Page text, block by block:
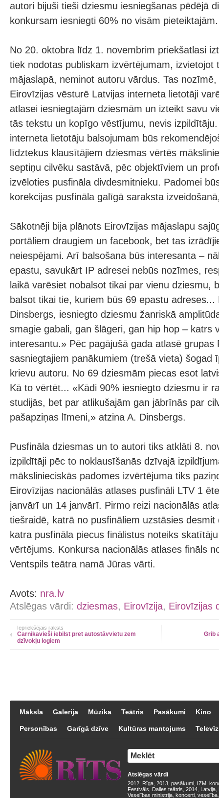
autori bijuši tieši dziesmu iesniegšanas pēdējā
konkursam iesniegti 60% no visām pieteiktajām.
No 20. oktobra līdz 1. novembrim priekšatlasi
tiek nodotas publiskam izvērtējumam, izvietojot
mājaslapā, neminot autoru vārdus. Tas
Eirovīzijas vēsturē Latvijas interneta lietotāji
atlasei iesniegtajām dziesmām un izteikt savu
tās tekstu un kopīgo vēstījumu, nevis
interneta lietotāju balsojumam būs
līdztekus klausītājiem dziesmas vērtēs
septiņu cilvēku sastāvā, pēc objektīviem un
izvēloties pusfināla divdesmitnieku. Padomei
korekcijas pusfināla galīgā saraksta
Sākotnēji bija plānots Eirovīzijas mājaslapu
portāliem draugiem un facebook, bet tas
neiespējami. Arī balsošana būs interesanta –
epastu, savukārt IP adresei nebūs nozīmes,
laikā varēsiet nobalsot tikai par vienu dziesmu,
balsot tikai tie, kuriem būs 69 epastu
Dinsbergs, iesniegto dziesmu žanriskā
smagie gabali, gan šlāgeri, gan hip hop – katrs
interesantu.» Pēc pagājušā gada atlasē grupas
sasniegtajiem panākumiem (trešā vieta) šogad
krievu autoru. No 69 dziesmām piecas esot
Kā to vērtēt... «Kādi 90% iesniegto dziesmu ir
studijās, bet par atlikušajām gan jābrīnās par
pašapziņas līmeni,» atzina A. Dinsbergs.
Pusfināla dziesmas un to autori tiks atklāti 8.
izpildītāji pēc to noklausīšanās dzīvajā
mākslinieciskās padomes izvērtējuma tiks
Eirovīzijas nacionālās atlases pusfināli LTV 1
janvārī un 14 janvārī. Pirmo reizi nacionālās
tiešraidē, katrā no pusfināliem uzstāsies desmit
katra pusfināla piecus finālistus noteiks
vērtējums. Konkursa nacionālās atlases fināls
Ventspils teātra namā Jūras vārti.
Avots: nra.lv
Atslēgas vārdi: dziesmas, Eirovīzija, Eirovīzijas
Iepriekšējais raksts
Carnikavieši iebilst pret autostāvvietu zem
dzīvokļu logiem
Grib
Māksla Galerija Mūzika Teātris Pasākumi Kino
Personības Garīgā dzīve Kultūras mantojums
Atslēgas vārdi
2012 Rīga 2013 pasākumi IZM
Festivāls
Dailes teātris 2014 Latvija
Veselības ministrija koncerti veselība